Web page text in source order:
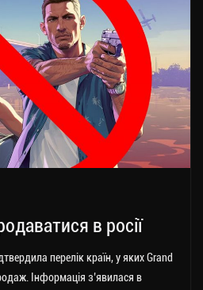
в росії
перелік країн, у яких Grand
Інформація з’явилася в